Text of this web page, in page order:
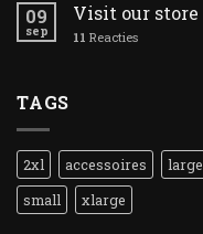
09
sep
Visit our store
11 Reacties
TAGS
2xl accessoires large
small
xlarge